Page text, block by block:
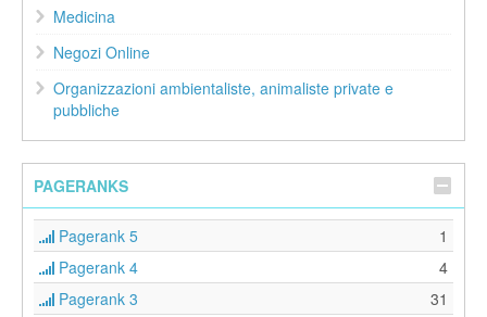
Medicina
Negozi Online
Organizzazioni ambientaliste, animaliste private e
pubbliche
PAGERANKS
Pagerank 5
1
Pagerank 4
4
Pagerank 3
31